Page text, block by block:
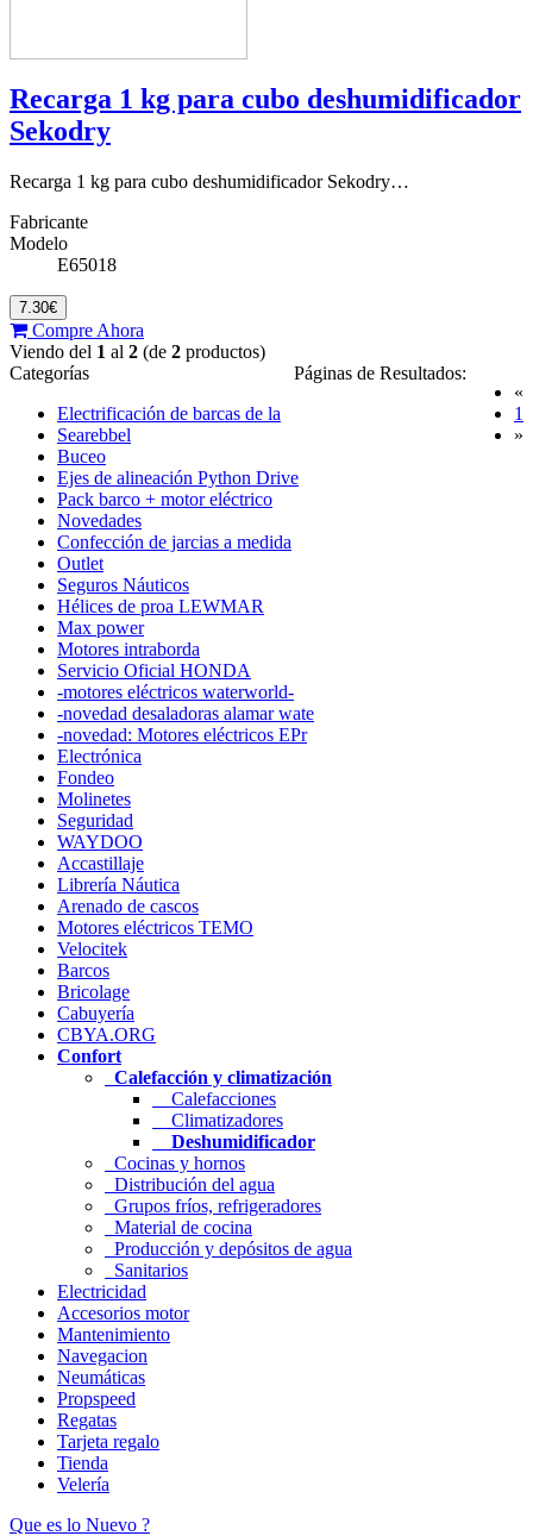
Recarga 1 kg para cubo deshumidificador
Sekodry
Recarga 1 kg para cubo deshumidificador Sekodry…
Fabricante
Modelo
E65018
7.30€
Compre Ahora
Viendo del 1 al 2 (de 2 productos)
«
1
»
Páginas de Resultados:
Categorías
Electrificación de barcas de la
Searebbel
Buceo
Ejes de alineación Python Drive
Pack barco + motor eléctrico
Novedades
Confección de jarcias a medida
Outlet
Seguros Náuticos
Hélices de proa LEWMAR
Max power
Motores intraborda
Servicio Oficial HONDA
-motores eléctricos waterworld-
-novedad desaladoras alamar wate
-novedad: Motores eléctricos EPr
Electrónica
Fondeo
Molinetes
Seguridad
WAYDOO
Accastillaje
Librería Náutica
Arenado de cascos
Motores eléctricos TEMO
Velocitek
Barcos
Bricolage
Cabuyería
CBYA.ORG
Confort
Calefacción y climatización
Calefacciones
Climatizadores
Deshumidificador
Cocinas y hornos
Distribución del agua
Grupos fríos, refrigeradores
Material de cocina
Producción y depósitos de agua
Sanitarios
Electricidad
Accesorios motor
Mantenimiento
Navegacion
Neumáticas
Propspeed
Regatas
Tarjeta regalo
Tienda
Velería
Que es lo Nuevo ?